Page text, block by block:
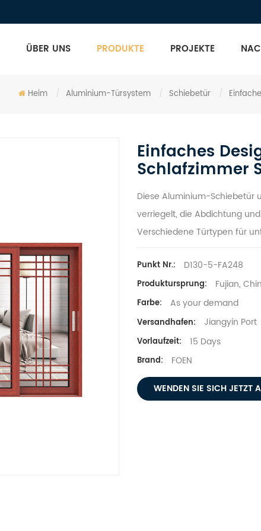
ÜBER UNS PRODUKTE PROJEKTE
Heim / Aluminium-Türsystem / Schiebetür /
Einfaches
Schlafzimmer
Diese Aluminium-Schiebetür
verriegelt, die Abdichtung
Verschiedene Türtypen für
Punkt Nr.: D130-5-FA248
Produktursprung: Fujian,
Farbe: As your demand
Versandhafen: Jiangyin Port
Vorlaufzeit: 15 Days
Brand: FOEN
WENDEN SIE SICH JETZT